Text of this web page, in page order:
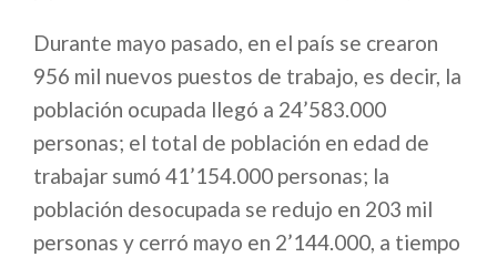
Durante mayo pasado, en el país se crearon
956 mil nuevos puestos de trabajo, es decir, la
población ocupada llegó a 24’583.000
personas; el total de población en edad de
trabajar sumó 41’154.000 personas; la
población desocupada se redujo en 203 mil
personas y cerró mayo en 2’144.000, a tiempo